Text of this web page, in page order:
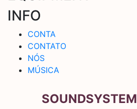
INFO
CONTA
CONTATO
NÓS
MÚSICA
SOUNDSYSTEM